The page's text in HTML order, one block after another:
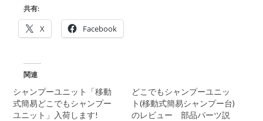
共有:
X Facebook
関連
シャンプーユニット「移動
式簡易どこでもシャンプー
ユニット」入荷します!
どこでもシャンプーユニッ
ト(移動式簡易シャンプー台)
のレビュー 部品パーツ説